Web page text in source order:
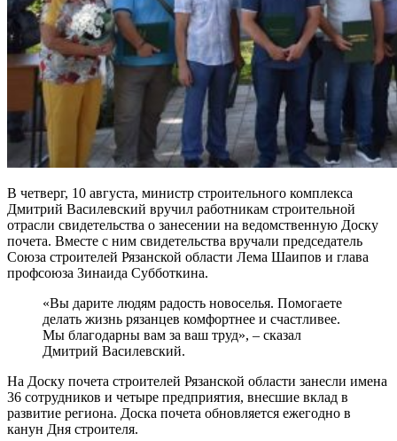
В четверг, 10 августа, министр строительного комплекса
Дмитрий Василевский вручил работникам строительной
отрасли свидетельства о занесении на ведомственную Доску
почета. Вместе с ним свидетельства вручали председатель
Союза строителей Рязанской области Лема Шаипов и глава
профсоюза Зинаида Субботкина.
«Вы дарите людям радость новоселья. Помогаете
делать жизнь рязанцев комфортнее и счастливее.
Мы благодарны вам за ваш труд», – сказал
Дмитрий Василевский.
На Доску почета строителей Рязанской области занесли имена
36 сотрудников и четыре предприятия, внесшие вклад в
развитие региона. Доска почета обновляется ежегодно в
канун Дня строителя.